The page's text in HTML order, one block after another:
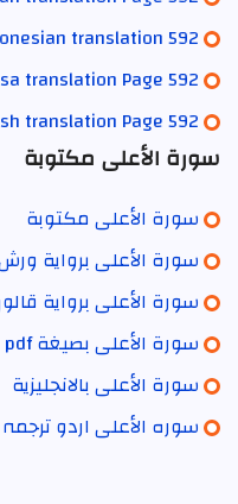
translation 592
translation Page 592
translation Page 592
سورة الأعلى مكتوبة
سورة الأعلى مكتوبة
سورة الأعلى برواية
سورة الأعلى برواية
سورة الأعلى بصيغة pdf
سورة الأعلى بالانجليزية
سورہ الأعلى اردو ترجمہ